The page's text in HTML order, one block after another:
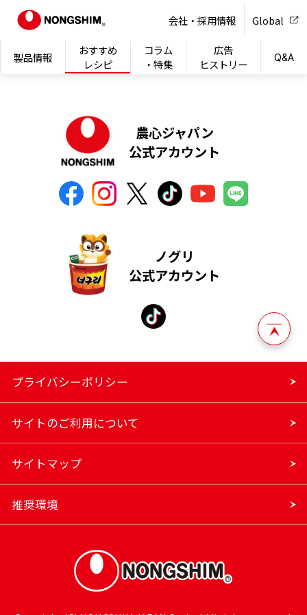
製品情報
おすすめ
レシピ
コラム
・特集
広告
ヒストリー
Q&A
会社・採用情報 Global
農心ジャパン
公式アカウント
ノグリ
公式アカウント
プライバシーポリシー
サイトのご利用について
サイトマップ
推奨環境